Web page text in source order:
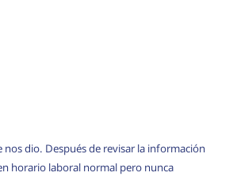
dio. Después de revisar la información
horario laboral normal pero nunca